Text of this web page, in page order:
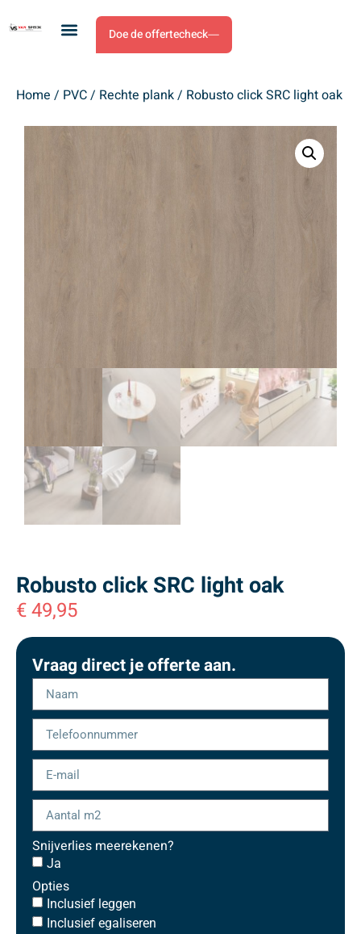
Doe de offertecheck
Home / PVC/ Rechte plank/ Robusto click SRC light oak
Robusto click SRC light oak
€49,95
Vraag direct je offerte aan.
Snijverlies meerekenen?
Ja
Opties
Inclusief leggen
Inclusief egaliseren